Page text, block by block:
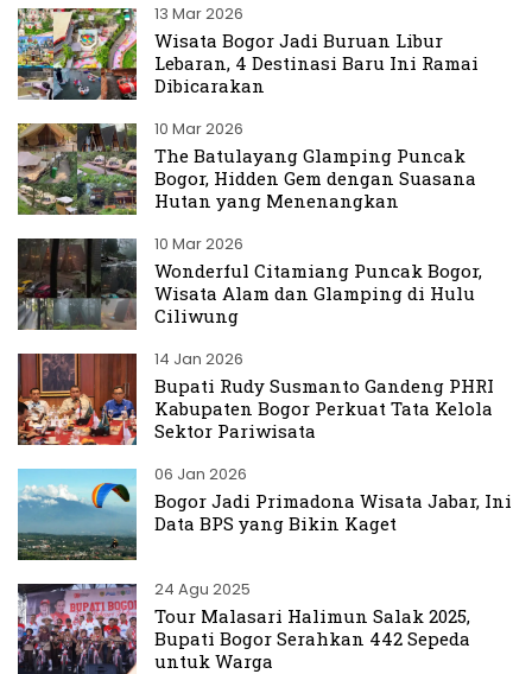
13 Mar 2026
Wisata Bogor Jadi Buruan Libur
Lebaran, 4 Destinasi Baru Ini Ramai
Dibicarakan
10 Mar 2026
The Batulayang Glamping Puncak
Bogor, Hidden Gem dengan Suasana
Hutan yang Menenangkan
10 Mar 2026
Wonderful Citamiang Puncak Bogor,
Wisata Alam dan Glamping di Hulu
Ciliwung
14 Jan 2026
Bupati Rudy Susmanto Gandeng PHRI
Kabupaten Bogor Perkuat Tata Kelola
Sektor Pariwisata
06 Jan 2026
Bogor Jadi Primadona Wisata Jabar, Ini
Data BPS yang Bikin Kaget
24 Agu 2025
Tour Malasari Halimun Salak 2025,
Bupati Bogor Serahkan 442 Sepeda
untuk Warga